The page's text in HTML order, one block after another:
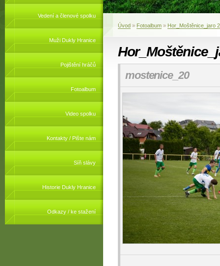
Vedení a členové spolku
Muži Dukly Hranice
Pojištění hráčů
Fotoalbum
Video spolku
Kontakty / Pište nám
Síň slávy
Historie Dukly Hranice
Odkazy / ke stažení
Úvod » Fotoalbum » Hor_Moštěnice_jaro
mostenice_20